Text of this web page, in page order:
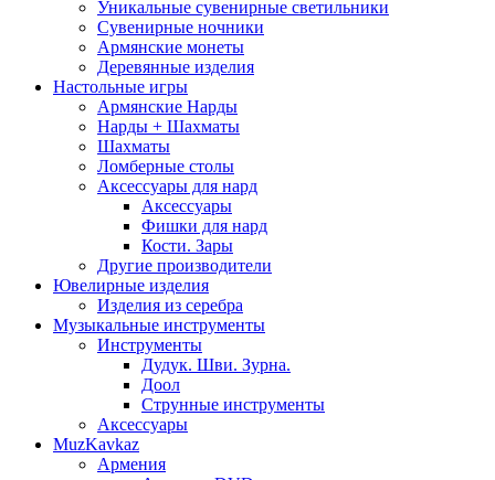
Уникальные сувенирные светильники
Сувенирные ночники
Армянские монеты
Деревянные изделия
Настольные игры
Армянские Нарды
Нарды + Шахматы
Шахматы
Ломберные столы
Аксессуары для нард
Аксессуары
Фишки для нард
Кости. Зары
Другие производители
Ювелирные изделия
Изделия из серебра
Музыкальные инструменты
Инструменты
Дудук. Шви. Зурна.
Доол
Струнные инструменты
Аксессуары
MuzKavkaz
Армения